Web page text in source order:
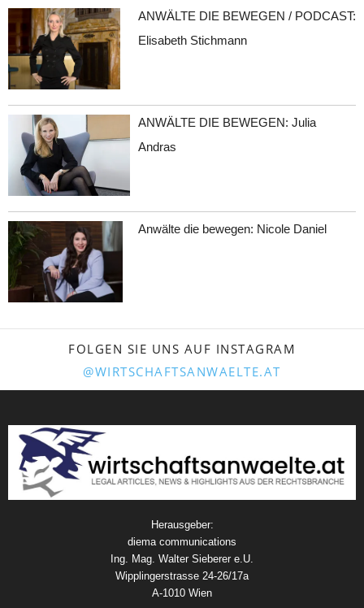
ANWÄLTE DIE BEWEGEN / PODCAST:
Elisabeth Stichmann
ANWÄLTE DIE BEWEGEN: Julia
Andras
Anwälte die bewegen: Nicole Daniel
FOLGEN SIE UNS AUF INSTAGRAM
@WIRTSCHAFTSANWAELTE.AT
Herausgeber:
diema communications
Ing. Mag. Walter Sieberer e.U.
Wipplingerstrasse 24-26/17a
A-1010 Wien